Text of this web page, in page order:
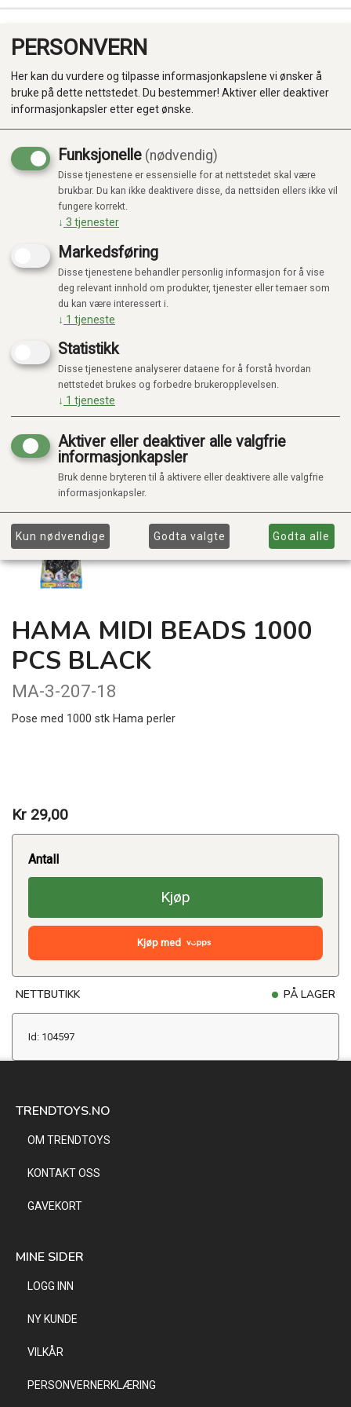
Produkter
Kategorier
HAMA MIDI BEADS 1000
PCS BLACK
MA-3-207-18
Pose med 1000 stk Hama perler
Kr 29,00
Antall
Kjøp
Kjøp med
NETTBUTIKK PÅ LAGER
Id: 104597
TRENDTOYS.NO
OM TRENDTOYS
KONTAKT OSS
GAVEKORT
MINE SIDER
LOGG INN
NY KUNDE
VILKÅR
PERSONVERNERKLÆRING
PERSONVERN
Her kan du vurdere og tilpasse informasjonkapslene vi ønsker å
bruke på dette nettstedet. Du bestemmer! Aktiver eller deaktiver
informasjonkapsler etter eget ønske.
Funksjonelle (nødvendig)
Disse tjenestene er essensielle for at nettstedet skal være
brukbar. Du kan ikke deaktivere disse, da nettsiden ellers ikke vil
fungere korrekt.
↓ 3 tjenester
Markedsføring
Disse tjenestene behandler personlig informasjon for å vise
deg relevant innhold om produkter, tjenester eller temaer som
du kan være interessert i.
↓ 1 tjeneste
Statistikk
Disse tjenestene analyserer dataene for å forstå hvordan
nettstedet brukes og forbedre brukeropplevelsen.
↓ 1 tjeneste
Aktiver eller deaktiver alle valgfrie
informasjonkapsler
Bruk denne bryteren til å aktivere eller deaktivere alle valgfrie
informasjonkapsler.
Kun nødvendige Godta valgte Godta alle